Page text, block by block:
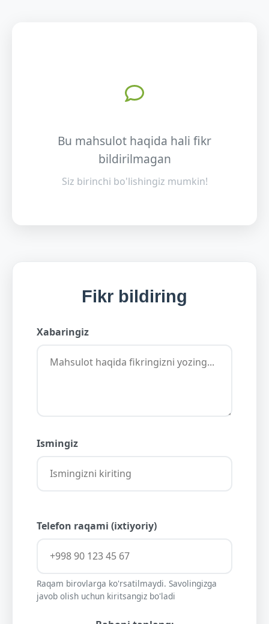
Bu mahsulot haqida hali fikr
bildirilmagan
Siz birinchi bo'lishingiz mumkin!
Fikr bildiring
Xabaringiz
Ismingiz
Telefon raqami (ixtiyoriy)
Raqam birovlarga ko'rsatilmaydi. Savolingizga
javob olish uchun kiritsangiz bo'ladi